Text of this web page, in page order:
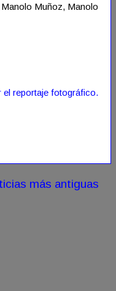
Muñoz, Manolo
el reportaje fotográfico.
más antiguas